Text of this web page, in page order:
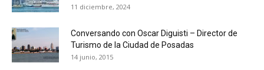
11 diciembre, 2024
Conversando con Oscar Diguisti – Director de
Turismo de la Ciudad de Posadas
14 junio, 2015